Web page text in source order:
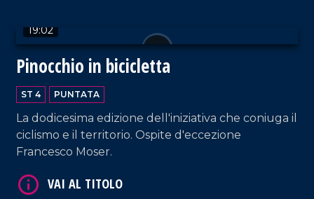
19:02
Pinocchio in bicicletta
ST 4 PUNTATA
La dodicesima edizione dell'iniziativa che coniuga il
ciclismo e il territorio. Ospite d'eccezione
Francesco Moser.
VAI AL TITOLO